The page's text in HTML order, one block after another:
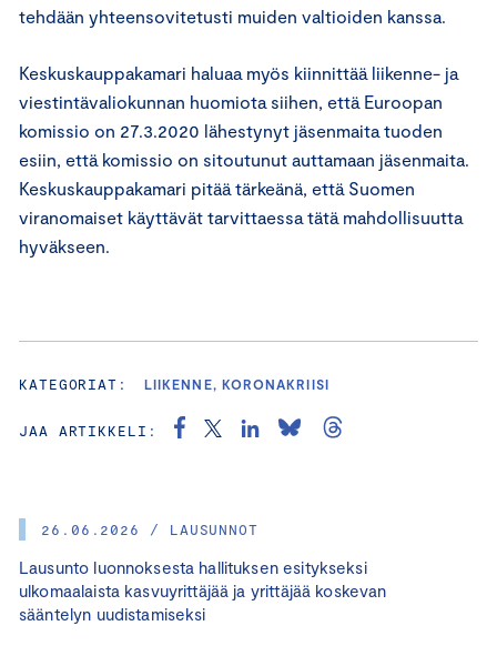
26.06.2026 / LAUSUNNOT
Lausunto luonnoksesta hallituksen esitykseksi
ulkomaalaista kasvuyrittäjää ja yrittäjää koskevan
sääntelyn uudistamiseksi
tehdään yhteensovitetusti muiden valtioiden kanssa.
Keskuskauppakamari haluaa myös kiinnittää liikenne- ja
viestintävaliokunnan huomiota siihen, että Euroopan
komissio on 27.3.2020 lähestynyt jäsenmaita tuoden
esiin, että komissio on sitoutunut auttamaan jäsenmaita.
Keskuskauppakamari pitää tärkeänä, että Suomen
viranomaiset käyttävät tarvittaessa tätä mahdollisuutta
hyväkseen.
KATEGORIAT: LIIKENNE, KORONAKRIISI
JAA ARTIKKELI: